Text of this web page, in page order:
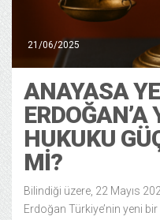
21/06/2025
ANAYASA
HUKUKU
MI?
Bilindiği üzere, 22 Mayıs
Erdoğan Türkiye’nin yeni